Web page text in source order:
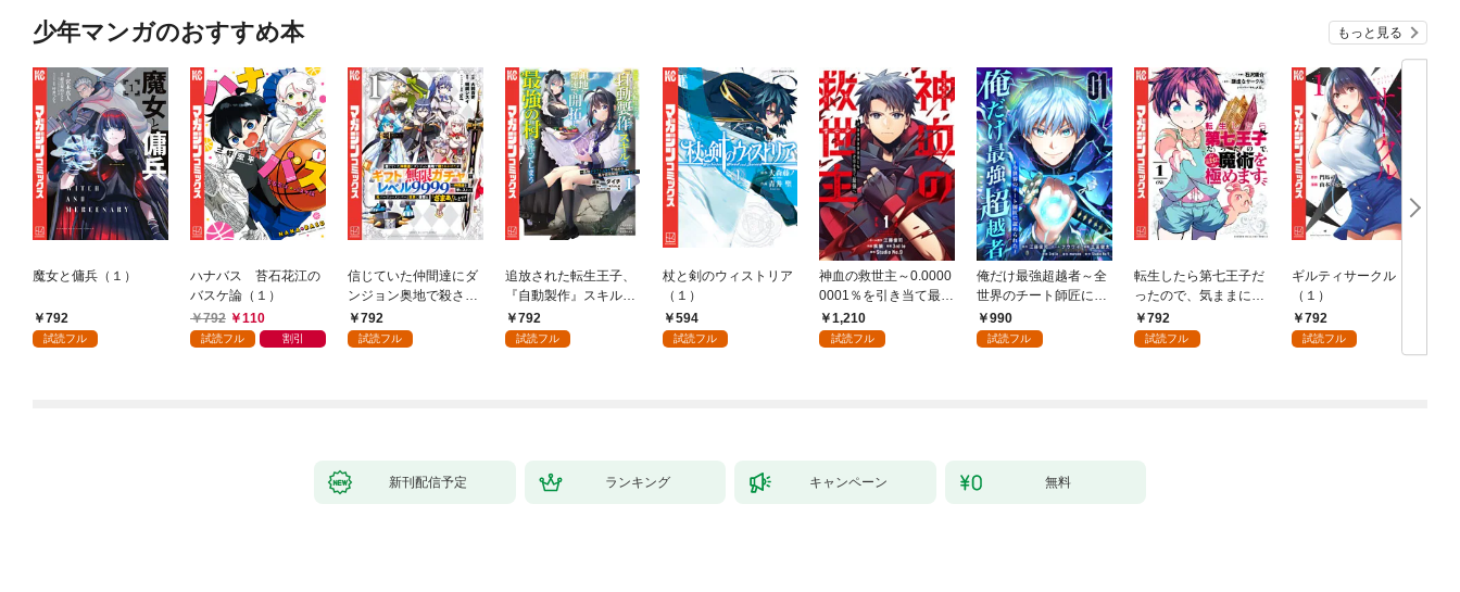
少年マンガのおすすめ本 もっと見る
魔女と傭兵（１）
792
試読フル
ハナバス 苔石花江の
バスケ論（１）
792
110
試読フル 割引
信じていた仲間達にダ
ンジョン奥地で殺され
かけたがギフト『無限
ガチャ』でレベル９９
792
試読フル
追放された転生王子、
『自動製作』スキルで
領地を爆速で開拓し最
強の村を作ってしまう
792
試読フル
杖と剣のウィストリア
（１）
594
試読フル
神血の救世主～0.0000
0001％を引き当て最強
へ～【電子書籍特典
付】（１）
1,210
試読フル
俺だけ最強超越者～全
世界のチート師匠に認
められた～【単行本】
（１）
990
試読フル
転生したら第七王子だ
ったので、気ままに魔
術を極めます（１）
792
試読フル
ギルティサークル
（１）
792
試読フル
新刊配信予定 ランキング キャンペーン 無料